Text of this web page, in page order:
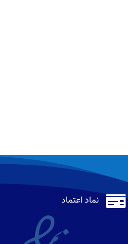
 نماد اعتماد